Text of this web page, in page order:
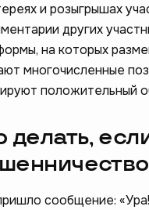
и розыгрышах
других
на которых
многочисленные
положительный
делать,
сообщение: